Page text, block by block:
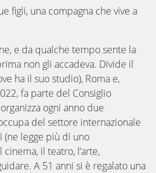
figli, una compagna che vive a
e da qualche tempo sente la
non gli accadeva. Divide il
ha il suo studio), Roma e,
fa parte del Consiglio
ogni anno due
del settore internazionale
(ne legge più di uno
il teatro, l’arte,
A 51 anni si è regalato una